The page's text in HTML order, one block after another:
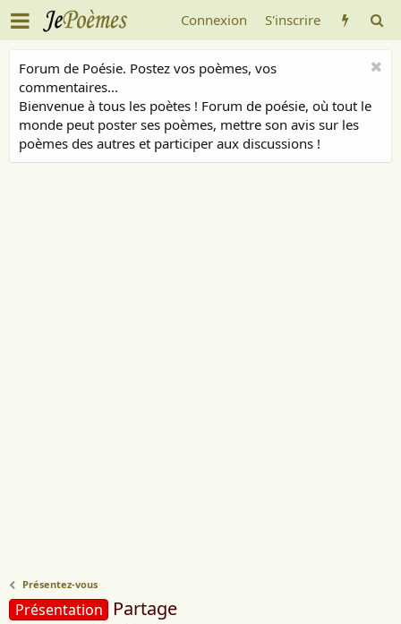
Connexion S'inscrire
Forum de Poésie. Postez vos poèmes, vos
commentaires...
Bienvenue à tous les poètes ! Forum de poésie, où tout le
monde peut poster ses poèmes, mettre son avis sur les
poèmes des autres et participer aux discussions !
Présentez-vous
Présentation Partage